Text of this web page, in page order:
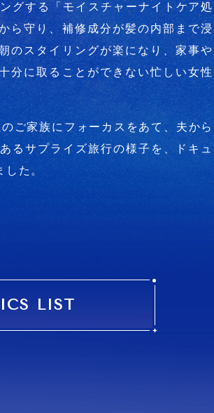
グする「モイスチャーナイトケア処
ら守り、補修成分が髪の内部まで浸
のスタイリングが楽になり、家事や
分に取ることができない忙しい女性
ご家族にフォーカスをあて、夫から
るサプライズ旅行の様子を、ドキュ
た。
LIST